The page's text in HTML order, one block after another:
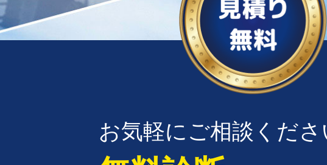
お気軽にご相談くださ